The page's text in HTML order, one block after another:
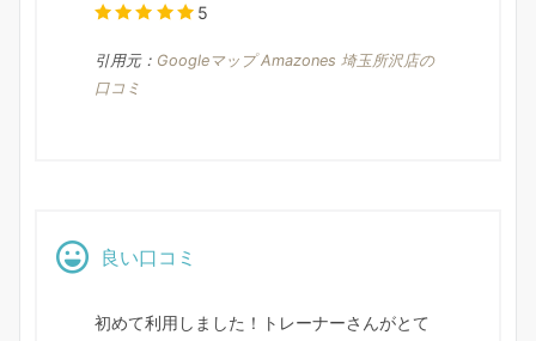
5
引用元： Googleマップ Amazones 埼玉所沢店の
口コミ
良い口コミ
初めて利用しました！トレーナーさんがとて